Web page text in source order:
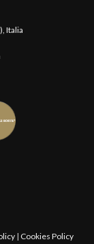
Italia
| Cookies Policy